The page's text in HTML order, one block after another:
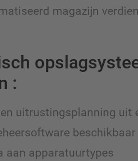
magazijn
:
uitrustingsplanning uit
beschikbaar
aan apparatuurtypes